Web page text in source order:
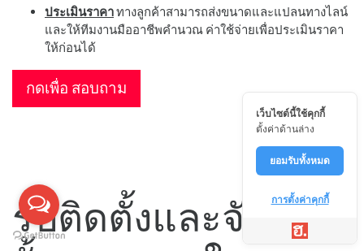
ประเมินราคาทางลูกค้าสามารถส่งขนาดและแปลนทางไลน์
และให้ทีมงานมืออาชีพคำนวณ ค่าใช้จ่ายเพื่อประเมินราคา
ให้ก่อนได้
กดเพื่อ สอบถาม
รับติดตั้งและจัดส่ง
เว็บไซต์นี้ใช้คุกกี้
ตั้งค่าด้านล่าง
ยอมรับทั้งหมด
การตั้งค่าคุกกี้